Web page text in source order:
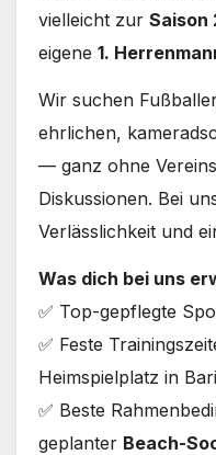
vielleicht zur Saison
eigene 1.
Wir suchen
ehrlichen,
— ganz ohne
Diskussionen. Bei
Verlässlichkeit und
Was dich bei uns
✅ Top-gepflegte
✅ Feste
Heimspielplatz in
✅ Beste
geplanter Beach-